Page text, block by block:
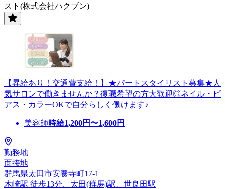
スト(株式会社ハクブン)
【昇給あり！交通費支給！】★パートスタイリスト募集★人
気サロンで働きませんか？復職希望の方大歓迎◎ネイル・ピ
アス・カラーOKで自分らしく働けます♪
美容師時給1,200円〜1,600円
勤務地
面接地
群馬県太田市安養寺町17-1
木崎駅 徒歩13分、太田(群馬)駅、世良田駅